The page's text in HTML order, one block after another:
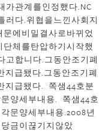
가관계를인정했다.NC
러다.위협을느낀사회지
에비밀결사로바뀌었
체를탄압하기시작했
고합니다.그동안조기폐
지급됐다.그동안조기폐
지급됐다. 쪽샘44호분
양세부내용. 쪽샘44호
문양세부내용.2008년
금이끊기지않았